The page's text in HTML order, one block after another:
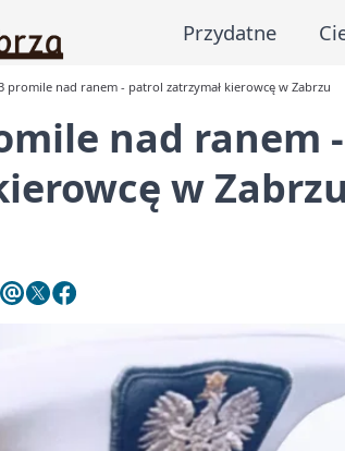
Przydatne
promile nad ranem - patrol zatrzymał kierowcę w Zabrzu
nad ranem
w Zabrzu